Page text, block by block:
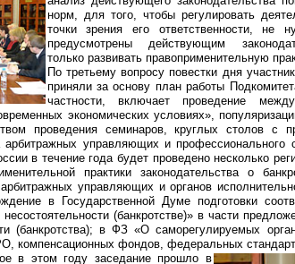
норм, для того, чтобы регулировать
точки зрения его ответственности,
предусмотрены действующим
только развивать правоприменительную
По третьему вопросу повестки дня
приняли за основу план работы
частности, включает проведение
экономических условиях»,
проведения семинаров, круглых столов с
арбитражных управляющих и профессионального
в течение года будет проведено несколько
практики законодательства о
управляющих и органов
в Государственной Думе подготовки
(банкротстве)» в части
(банкротства); в ФЗ «О саморегулируемых
компенсационных фондов, федеральных
в этом году заседание прошло в